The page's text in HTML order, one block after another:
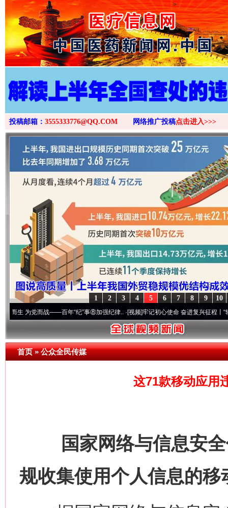
>
投稿邮箱： 3555333776@QQ.COM 网络推广投稿点击进入>>>
10
9
8
7
6
5
4
3
2
1
而战——百年“纪”事⑧加强纪律..·[视频]牢记初心使命 奋进复兴征程丨“转折之城”激
首页»公众全民传媒
这71款移动应用
国家网络与信息安全
规收集使用个人信息的移